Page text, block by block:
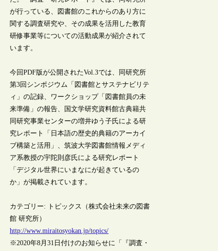
が行っている、図書館のこれからのあり方に
関する調査研究や、その成果を活用した教育
研修事業等についての活動成果が紹介されて
います。
今回PDF版が公開されたVol.3では、同研究所
第3回シンポジウム「図書館とサステナビリテ
ィ」の記録、ワークショップ「図書館員の未
来準備」の報告、国文学研究資料館古典籍共
同研究事業センターの増井ゆう子氏による研
究レポート「日本語の歴史的典籍のアーカイ
ブ構築と活用」、筑波大学図書館情報メディ
ア系教授の宇陀則彦氏による研究レポート
「デジタル世界にいまなにが起きているの
か」が掲載されています。
カテゴリー: トピックス（株式会社未来の図書
館 研究所）
http://www.miraitosyokan.jp/topics/
※2020年8月31日付けのお知らせに「『調査・